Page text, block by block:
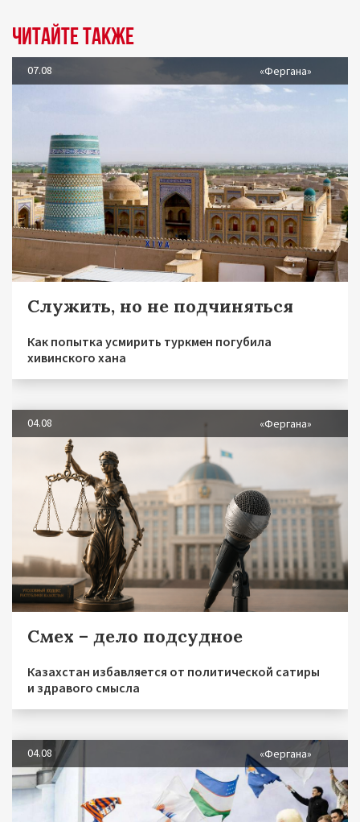
Читайте также
07.08 «Фергана»
Служить, но не подчиняться
Как попытка усмирить туркмен погубила
хивинского хана
04.08 «Фергана»
Смех – дело подсудное
Казахстан избавляется от политической сатиры
и здравого смысла
04.08 «Фергана»